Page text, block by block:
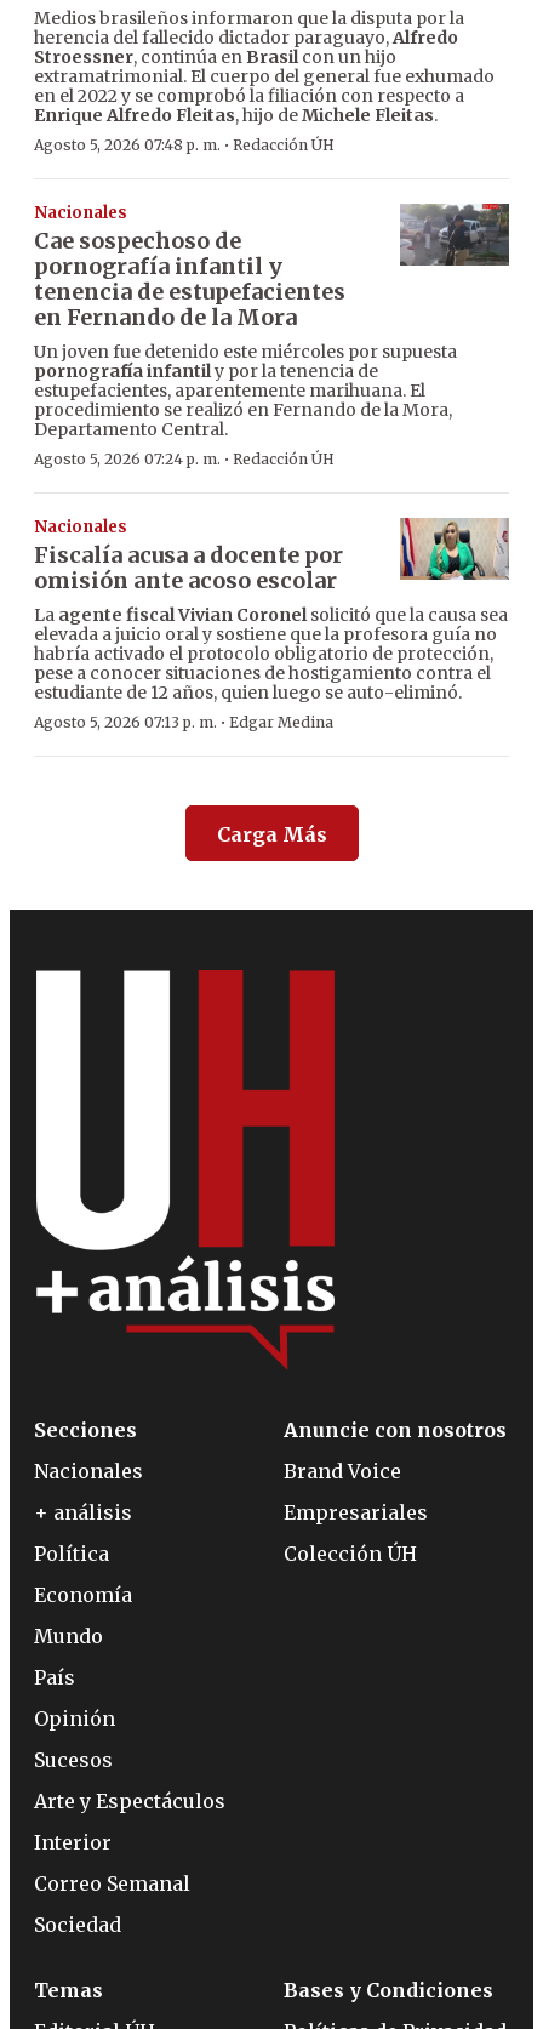
Medios brasileños informaron que la disputa por la
herencia del fallecido dictador paraguayo,Alfredo
Stroessner, continúa en Brasilcon un hijo
extramatrimonial. El cuerpo del general fue exhumado
en el 2022 y se comprobó la filiación con respecto a
Enrique Alfredo Fleitas, hijo deMichele Fleitas.
Agosto 5, 2026 07:48 p. m. · Redacción ÚH
Nacionales
Cae sospechoso de
pornografía infantil y
tenencia de estupefacientes
en Fernando de la Mora
Un joven fue detenido este miércoles por supuesta
pornografía infantily por la tenencia de
estupefacientes, aparentemente marihuana. El
procedimiento se realizó en Fernando de la Mora,
Departamento Central.
Agosto 5, 2026 07:24 p. m. · Redacción ÚH
Nacionales
Fiscalía acusa a docente por
omisión ante acoso escolar
La agente fiscal Vivian Coronelsolicitó que la causa sea
elevada a juicio oral y sostiene que la profesora guía no
habría activado el protocolo obligatorio de protección,
pese a conocer situaciones de hostigamiento contra el
estudiante de 12 años, quien luego se auto-eliminó.
Agosto 5, 2026 07:13 p. m. · Edgar Medina
Carga Más
Secciones
Nacionales
+ análisis
Política
Economía
Mundo
País
Opinión
Sucesos
Arte y Espectáculos
Interior
Correo Semanal
Sociedad
Anuncie con nosotros
Brand Voice
Empresariales
Colección ÚH
Temas
Bases y Condiciones